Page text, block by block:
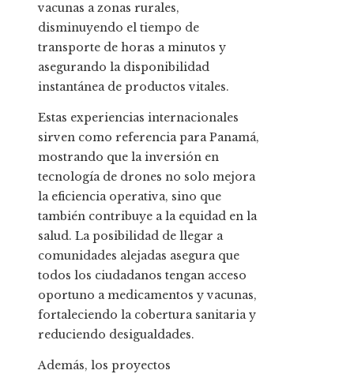
vacunas a zonas rurales,
disminuyendo el tiempo de
transporte de horas a minutos y
asegurando la disponibilidad
instantánea de productos vitales.
Estas experiencias internacionales
sirven como referencia para Panamá,
mostrando que la inversión en
tecnología de drones no solo mejora
la eficiencia operativa, sino que
también contribuye a la equidad en la
salud. La posibilidad de llegar a
comunidades alejadas asegura que
todos los ciudadanos tengan acceso
oportuno a medicamentos y vacunas,
fortaleciendo la cobertura sanitaria y
reduciendo desigualdades.
Además, los proyectos